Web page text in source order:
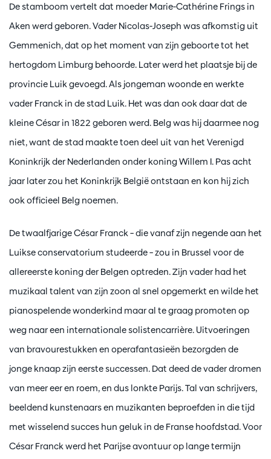
De stamboom vertelt dat moeder Marie-Cathérine Frings in
Aken werd geboren. Vader Nicolas-Joseph was afkomstig uit
Gemmenich, dat op het moment van zijn geboorte tot het
hertogdom Limburg behoorde. Later werd het plaatsje bij de
provincie Luik gevoegd. Als jongeman woonde en werkte
vader Franck in de stad Luik. Het was dan ook daar dat de
kleine César in 1822 geboren werd. Belg was hij daarmee nog
niet, want de stad maakte toen deel uit van het Verenigd
Koninkrijk der Nederlanden onder koning Willem I. Pas acht
jaar later zou het Koninkrijk België ontstaan en kon hij zich
ook officieel Belg noemen.
De twaalfjarige César Franck – die vanaf zijn negende aan het
Luikse conservatorium studeerde – zou in Brussel voor de
allereerste koning der Belgen optreden. Zijn vader had het
muzikaal talent van zijn zoon al snel opgemerkt en wilde het
pianospelende wonderkind maar al te graag promoten op
weg naar een internationale solistencarrière. Uitvoeringen
van bravourestukken en operafantasieën bezorgden de
jonge knaap zijn eerste successen. Dat deed de vader dromen
van meer eer en roem, en dus lonkte Parijs. Tal van schrijvers,
beeldend kunstenaars en muzikanten beproefden in die tijd
met wisselend succes hun geluk in de Franse hoofdstad. Voor
César Franck werd het Parijse avontuur op lange termijn